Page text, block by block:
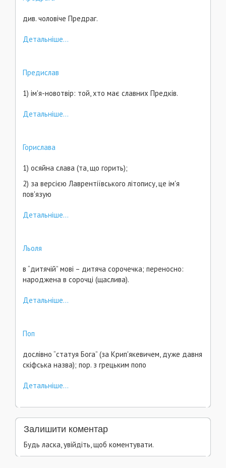
див. чоловіче Предраг.
Детальніше...
Предислав
1) ім'я-новотвір: той, хто має славних Предків.
Детальніше...
Горислава
1) осяйна слава (та, що горить);
2) за версією Лаврентіївського літопису, це ім'я
пов'язую
Детальніше...
Льоля
в “дитячій” мові – дитяча сорочечка; переносно:
народжена в сорочці (щаслива).
Детальніше...
Поп
дослівно “статуя Бога” (за Крип'якевичем, дуже давня
скіфська назва); пор. з грецьким попо
Детальніше...
Залишити коментар
Будь ласка, увійдіть, щоб коментувати.